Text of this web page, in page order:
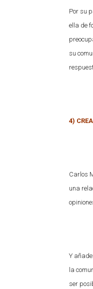
Por su
ella de
su
4)
Carlos
una
Y
la
ser